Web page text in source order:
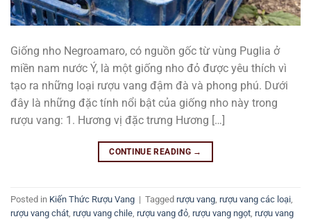
Giống nho Negroamaro, có nguồn gốc từ vùng Puglia ở
miền nam nước Ý, là một giống nho đỏ được yêu thích vì
tạo ra những loại rượu vang đậm đà và phong phú. Dưới
đây là những đặc tính nổi bật của giống nho này trong
rượu vang: 1. Hương vị đặc trưng Hương […]
CONTINUE READING →
Posted in Kiến Thức Rượu Vang | Tagged rượu vang rượu vang các loại
rượu vang chát rượu vang chile rượu vang đỏ rượu vang ngọt rượu vang